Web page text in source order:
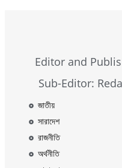
Editor and
Sub-Editor:
জাতীয়
সারাদেশ
রাজনীতি
অর্থনীতি